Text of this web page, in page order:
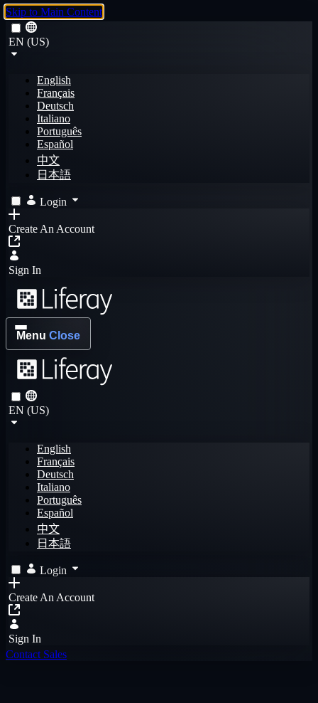
Skip to Main Content
EN (US)
English
Français
Deutsch
Italiano
Português
Español
中文
日本語
Login
Create An Account
Sign In
Menu Close
EN (US)
English
Français
Deutsch
Italiano
Português
Español
中文
日本語
Login
Create An Account
Sign In
Contact Sales